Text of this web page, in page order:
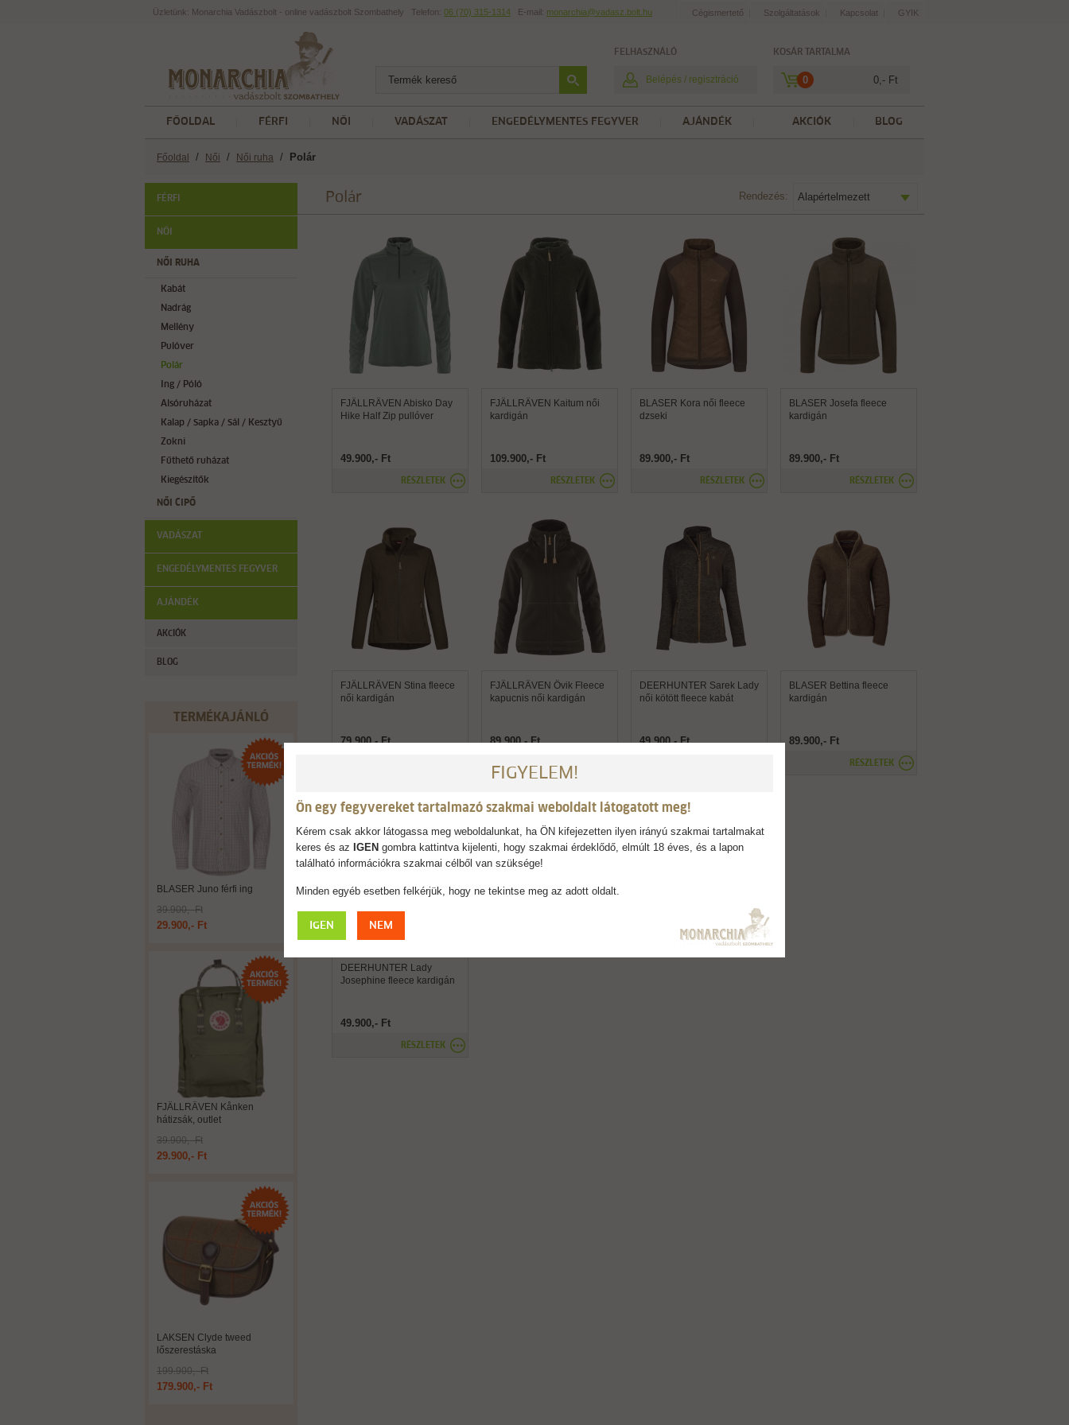
Cégismertető Szolgáltatások Kapcsolat GYIK
Üzletünk: Monarchia Vadászbolt - online vadászbolt Szombathely Telefon: 06 (70) 315-1314 E-mail: monarchia@vadasz.bolt.hu
FELHASZNÁLÓ
Belépés / regisztráció
KOSÁR TARTALMA
0 0,- Ft
BLOG
AKCIÓK
FŐOLDAL FÉRFI NŐI VADÁSZAT ENGEDÉLYMENTES FEGYVER AJÁNDÉK
Főoldal / Női / Női ruha / Polár
FÉRFI
NŐI
NŐI RUHA
Kabát
Nadrág
Mellény
Pulóver
Polár
Ing / Póló
Alsóruházat
Kalap / Sapka / Sál / Kesztyű
Zokni
Fűthető ruházat
Kiegészítők
NŐI CIPŐ
VADÁSZAT
ENGEDÉLYMENTES FEGYVER
AJÁNDÉK
AKCIÓK
BLOG
TERMÉKAJÁNLÓ
BLASER Juno férfi ing
39.900,- Ft
29.900,- Ft
FJÄLLRÄVEN Kånken
hátizsák, outlet
39.900,- Ft
29.900,- Ft
LAKSEN Clyde tweed
lőszerestáska
199.900,- Ft
179.900,- Ft
Polár Rendezés: Alapértelmezett
FJÄLLRÄVEN Abisko Day
Hike Half Zip pullóver
49.900,- Ft
RÉSZLETEK
FJÄLLRÄVEN Kaitum női
kardigán
109.900,- Ft
RÉSZLETEK
BLASER Kora női fleece
dzseki
89.900,- Ft
RÉSZLETEK
BLASER Josefa fleece
kardigán
89.900,- Ft
RÉSZLETEK
FJÄLLRÄVEN Stina fleece
női kardigán
79.900,- Ft
FJÄLLRÄVEN Övik Fleece
kapucnis női kardigán
89.900,- Ft
DEERHUNTER Sarek Lady
női kötött fleece kabát
49.900,- Ft
BLASER Bettina fleece
kardigán
89.900,- Ft
RÉSZLETEK
DEERHUNTER Lady
Josephine fleece kardigán
49.900,- Ft
RÉSZLETEK
FIGYELEM!
Ön egy fegyvereket tartalmazó szakmai weboldalt látogatott meg!
Kérem csak akkor látogassa meg weboldalunkat, ha ÖN kifejezetten ilyen irányú szakmai tartalmakat
keres és az IGEN gombra kattintva kijelenti, hogy szakmai érdeklődő, elmúlt 18 éves, és a lapon
található információkra szakmai célből van szüksége!
Minden egyéb esetben felkérjük, hogy ne tekintse meg az adott oldalt.
IGEN NEM